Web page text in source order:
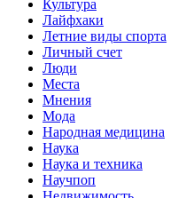
Культура
Лайфхаки
Летние виды спорта
Личный счет
Люди
Места
Мнения
Мода
Народная медицина
Наука
Наука и техника
Научпоп